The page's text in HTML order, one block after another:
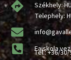
Székhely:
Telephely:
Faiskola
Tel.:+36/30/